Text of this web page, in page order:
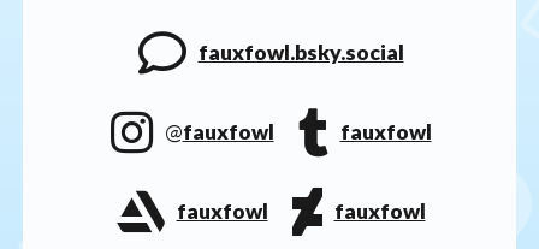
fauxfowl.bsky.social
@fauxfowl fauxfowl
fauxfowl fauxfowl